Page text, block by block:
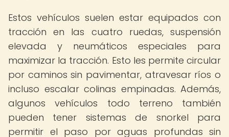
Estos vehículos suelen estar equipados con
tracción en las cuatro ruedas, suspensión
elevada y neumáticos especiales para
maximizar la tracción. Esto les permite circular
por caminos sin pavimentar, atravesar ríos o
incluso escalar colinas empinadas. Además,
algunos vehículos todo terreno también
pueden tener sistemas de snorkel para
permitir el paso por aguas profundas sin